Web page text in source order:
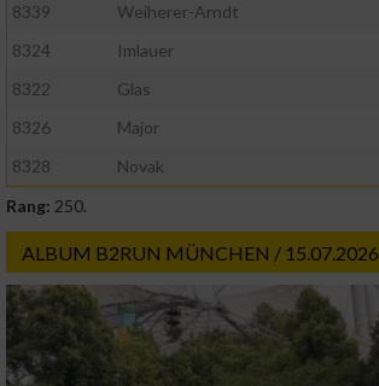
8339
Weiherer-Arndt
8324
Imlauer
8322
Glas
8326
Major
8328
Novak
Rang: 250.
ALBUM B2RUN MÜNCHEN / 15.07.2026